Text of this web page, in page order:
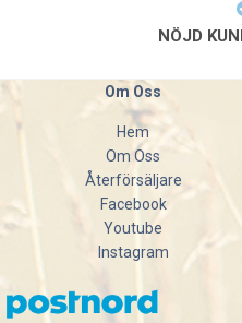
NÖJD
Om Oss
Hem
Om Oss
Återförsäljare
Facebook
Youtube
Instagram